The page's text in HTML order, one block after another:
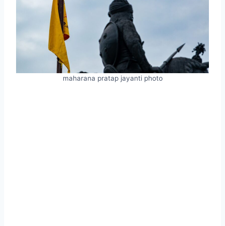
maharana pratap jayanti photo